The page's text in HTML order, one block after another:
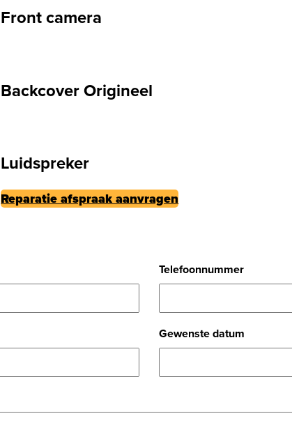
Front camera
Backcover Origineel
Luidspreker
Reparatie afspraak aanvragen
Telefoonnummer
Gewenste datum